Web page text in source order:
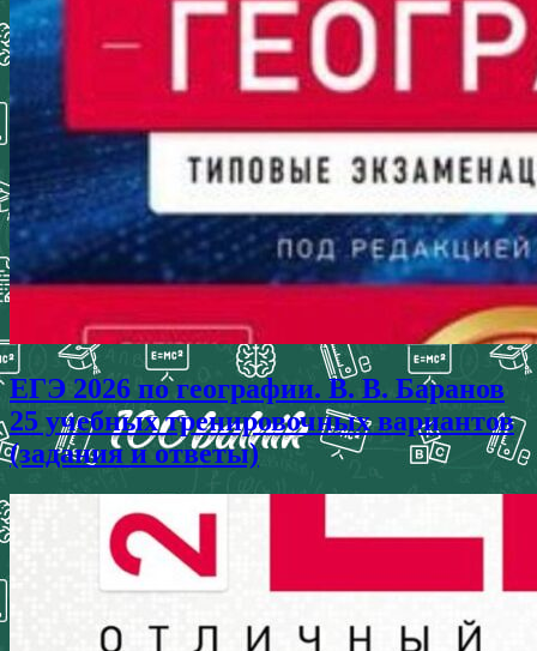
ЕГЭ 2026 по географии. В. В. Баранов
25 учебных тренировочных вариантов
(задания и ответы)